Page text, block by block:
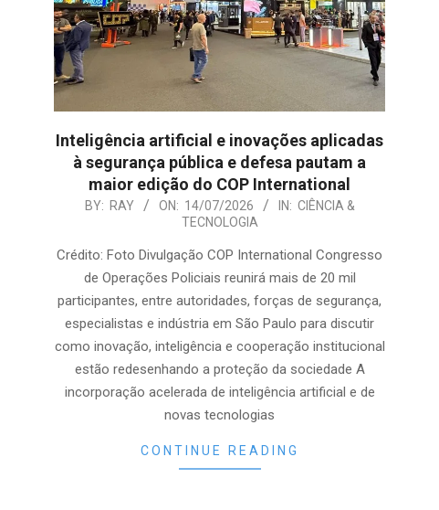
Inteligência artificial e inovações aplicadas
à segurança pública e defesa pautam a
maior edição do COP International
2026-
14
BY: RAY ON: 14/07/2026 IN: CIÊNCIA &
TECNOLOGIA
Crédito: Foto Divulgação COP International Congresso
de Operações Policiais reunirá mais de 20 mil
participantes, entre autoridades, forças de segurança,
especialistas e indústria em São Paulo para discutir
como inovação, inteligência e cooperação institucional
estão redesenhando a proteção da sociedade A
incorporação acelerada de inteligência artificial e de
novas tecnologias
CONTINUE READING